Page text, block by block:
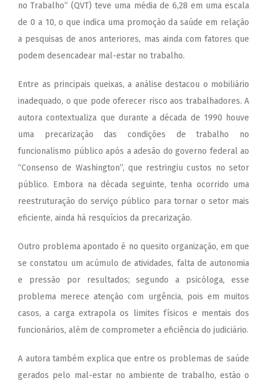
no Trabalho” (QVT) teve uma média de 6,28 em uma escala
de 0 a 10, o que indica uma promoção da saúde em relação
a pesquisas de anos anteriores, mas ainda com fatores que
podem desencadear mal-estar no trabalho.
Entre as principais queixas, a análise destacou o mobiliário
inadequado, o que pode oferecer risco aos trabalhadores. A
autora contextualiza que durante a década de 1990 houve
uma precarização das condições de trabalho no
funcionalismo público após a adesão do governo federal ao
“Consenso de Washington”, que restringiu custos no setor
público. Embora na década seguinte, tenha ocorrido uma
reestruturação do serviço público para tornar o setor mais
eficiente, ainda há resquícios da precarização.
Outro problema apontado é no quesito organização, em que
se constatou um acúmulo de atividades, falta de autonomia
e pressão por resultados; segundo a psicóloga, esse
problema merece atenção com urgência, pois em muitos
casos, a carga extrapola os limites físicos e mentais dos
funcionários, além de comprometer a eficiência do judiciário.
A autora também explica que entre os problemas de saúde
gerados pelo mal-estar no ambiente de trabalho, estão o